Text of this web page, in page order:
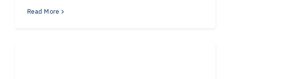
Read More